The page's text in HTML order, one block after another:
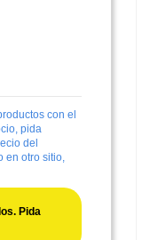
con el
pida
del
en otro sitio,